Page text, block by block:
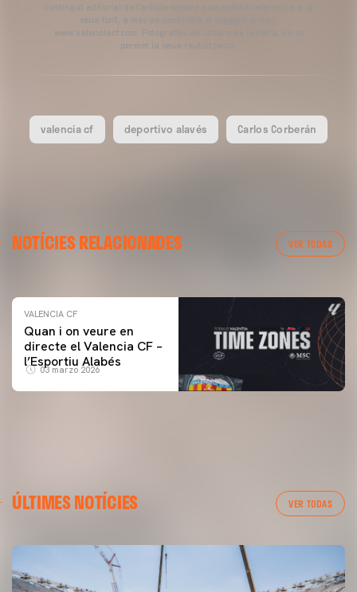
contingut editorial de l'article sempre que es faça referència a la
seua font, a més de contindre el següent enllaç:
www.valenciacf.com. Fotografies de Lázaro de la Peña, no es
permet la seua reutilització.
valencia cf deportivo alavés Carlos Corberán
NOTÍCIES RELACIONADES VER TODAS
ENTRENAMENT DEL VALENCIA CF 04/03/26
VALENCIA CF
Quan i on veure en
directe el Valencia CF –
l’Esportiu Alabés
03 marzo 2026
ÚLTIMES NOTÍCIES VER TODAS